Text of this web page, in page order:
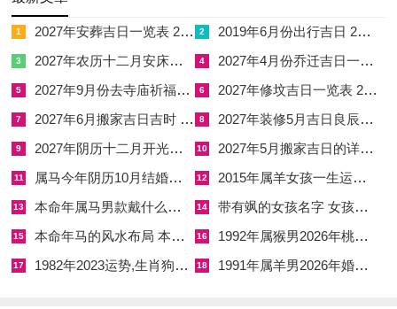
丙午年四月吉日择要·火年降燥取吉法
丙午年辛卯月丁未日（阳历二〇二六年四月三日）。宜嫁娶，造
车器、纳采，订盟、祭祀，祈福、安机械，搬家、入宅，开工、
立券，破土、安葬；忌纳畜，理发、合寿木，冲煞冲牛煞西，辛
卯月金木交战，丁未日火土相生，有火旺生土，土旺埋金之象，
己卯月庚戌日（阳历二〇二六年四月四日）。宜祈福，斋醮、出
行，搬家、入宅，装修、动土，破土、安葬；忌纳采，开光、安
床，嫁娶、开工，冲煞冲虎煞南，庚戌日金坐火库，金被火克而
1 2027年安葬吉日一览表 2027年12月安葬吉日一览表 2 2019年6月份出行吉日 2027年6月出行吉日一览表
3 2027年农历十二月安床吉日 2027年正月安床吉日吉时查询 4 2027年4月份乔迁吉日一览表 2027年4月乔迁吉日吉时查询
5 2027年9月份去寺庙祈福的日子 2027年5月去寺庙吉日一览表 6 2027年修坟吉日一览表 2027年农历2月修坟吉日一览表
7 2027年6月搬家吉日吉时 2027年农历6月搬家吉日一览表 8 2027年装修5月吉日良辰查询表 2027年农历5月装修吉日一览表
9 2027年阴历十二月开光吉日 2027年12月开光吉日一览表 10 2027年5月搬家吉日的详细解释 2027年5月搬家吉日吉时查询
11 属马今年阴历10月结婚好吗 属马还有几年本命年结婚呢好吗 12 2015年属羊女孩一生运势 2015年属羊女2026年健康运好吗
13 本命年属马男款戴什么财神 本命年属马男士戴什么好一点 14 带有飒的女孩名字 女孩取名字带飒字有什么名字好听
15 本命年马的风水布局 本命年马的佛像怎么摆放 16 1992年属猴男2026年桃花运 1992年属猴男2026年感情运如何
17 1982年2023运势,生肖狗1982年2023运势 18 1991年属羊男2026年婚姻运势 1991年属羊男2026年感情运如何